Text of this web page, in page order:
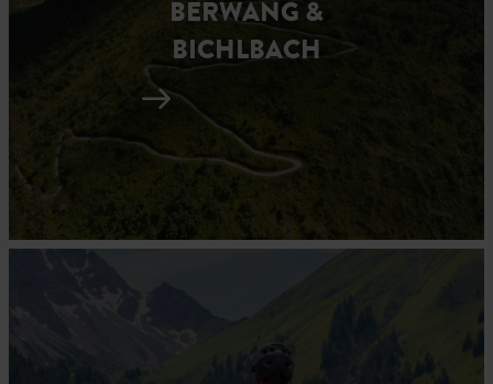
BERWANG &
BICHLBACH